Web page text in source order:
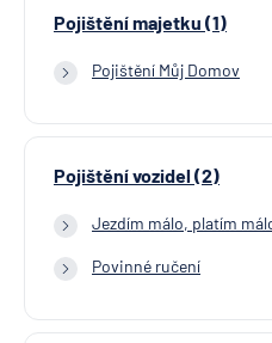
Pojištění majetku (1)
Pojištění Můj Domov
Pojištění vozidel (2)
Jezdím málo, platím
Povinné ručení